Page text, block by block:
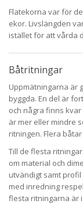
Flatekorna var för
ekor. Livslängden
istället för att vårda
Båtritningar
Uppmätningarna är
byggda. En del är
och några finns
är mer eller mindre
ritningen. Flera
Till de flesta
om material och
utvändigt samt profil
med inredning
flesta ritningarna är i